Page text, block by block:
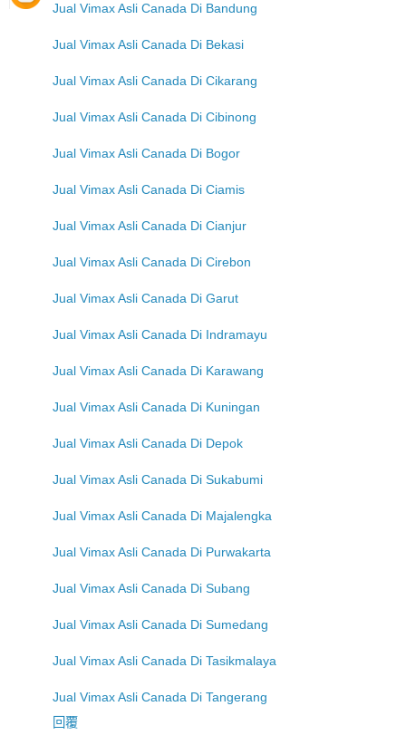
Jual Vimax Asli Canada Di Bandung
Jual Vimax Asli Canada Di Bekasi
Jual Vimax Asli Canada Di Cikarang
Jual Vimax Asli Canada Di Cibinong
Jual Vimax Asli Canada Di Bogor
Jual Vimax Asli Canada Di Ciamis
Jual Vimax Asli Canada Di Cianjur
Jual Vimax Asli Canada Di Cirebon
Jual Vimax Asli Canada Di Garut
Jual Vimax Asli Canada Di Indramayu
Jual Vimax Asli Canada Di Karawang
Jual Vimax Asli Canada Di Kuningan
Jual Vimax Asli Canada Di Depok
Jual Vimax Asli Canada Di Sukabumi
Jual Vimax Asli Canada Di Majalengka
Jual Vimax Asli Canada Di Purwakarta
Jual Vimax Asli Canada Di Subang
Jual Vimax Asli Canada Di Sumedang
Jual Vimax Asli Canada Di Tasikmalaya
Jual Vimax Asli Canada Di Tangerang
回覆